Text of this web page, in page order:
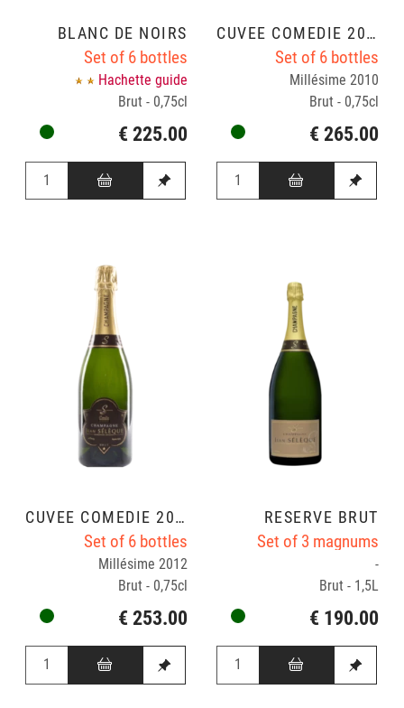
BLANC DE NOIRS
Set of 6 bottles
Hachette guide
Brut - 0,75cl
€ 225.00
CUVÉE COMÉDIE 2010
Set of 6 bottles
Millésime 2010
Brut - 0,75cl
€ 265.00
CUVÉE COMÉDIE 2012
Set of 6 bottles
Millésime 2012
Brut - 0,75cl
€ 253.00
RÉSERVE BRUT
Set of 3 magnums
-
Brut - 1,5L
€ 190.00